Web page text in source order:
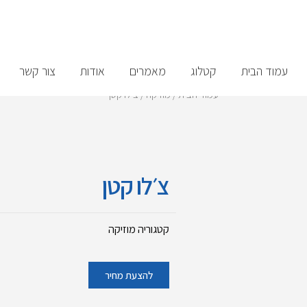
עמוד הבית קטלוג מאמרים אודות צור קשר
עמוד הבית/ מוזיקה / צ׳לו קטן
צ׳לו קטן
קטגוריהמוזיקה
להצעת מחיר